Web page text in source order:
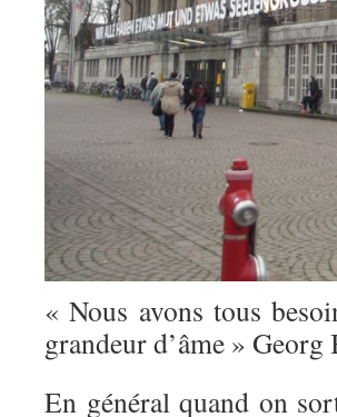
« Nous avons tous
grandeur d’âme » Georg
En général quand on